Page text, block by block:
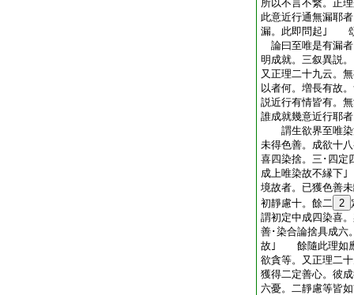
所以不言不繋。正
此意近行通無漏耶
漏。此即問起｣ 頌
論曰至唯是有漏
明成就。三叙異説
又正理二十九云。
以者何。増長有故
説近行有情皆有。
誰成就幾意近行耶
謂生欲界至唯染
未得色善。成欲十
喜四染捨。三･四定
成上唯染故不縁
境故者。已獲色善
初靜慮十。餘二 2
謂初定中成四染喜
善･染合論捨具成六
故｣ 餘隨此理如應
欲貪等。又正理二
獲得二定善心。彼
六憂。二靜慮等皆